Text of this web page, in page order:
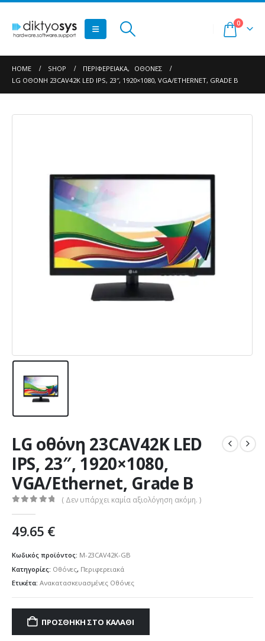
0
HOME SHOP ΠΕΡΙΦΕΡΕΙΑΚΆ,
ΟΘΌΝΕΣ
LG ΟΘΌΝΗ 23CAV42K LED IPS, 23″, 1920×1080, VGA/ETHERNET, GRADE B
LG οθόνη 23CAV42K LED
IPS, 23″, 1920×1080,
VGA/Ethernet, Grade B
( Δεν υπάρχει καμία αξιολόγηση ακόμη. )
49.65 €
Κωδικός προϊόντος: M-23CAV42K-GB
Κατηγορίες: Οθόνες, Περιφερειακά
Ετικέτα: Ανακατασκευασμένες Οθόνες
ΠΡΟΣΘΉΚΗ ΣΤΟ ΚΑΛΆΘΙ